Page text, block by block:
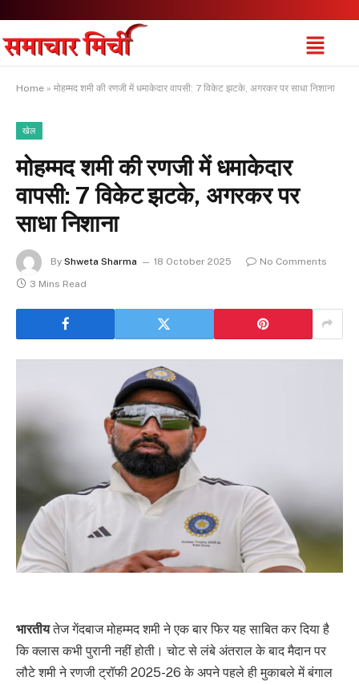
Home » मोहम्मद शमी की रणजी में धमाकेदार वापसी: 7 विकेट झटके, अगरकर पर साधा निशाना
खेल
मोहम्मद शमी की रणजी में धमाकेदार
वापसी: 7 विकेट झटके, अगरकर पर
साधा निशाना
By Shweta Sharma 18 October 2025
No Comments
3 Mins Read
भारतीयतेज गेंदबाज मोहम्मद शमी ने एक बार फिर यह साबित कर दिया है
कि क्लास कभी पुरानी नहीं होती। चोट से लंबे अंतराल के बाद मैदान पर
लौटे शमी ने रणजी ट्रॉफी 2025-26 के अपने पहले ही मुकाबले में बंगाल